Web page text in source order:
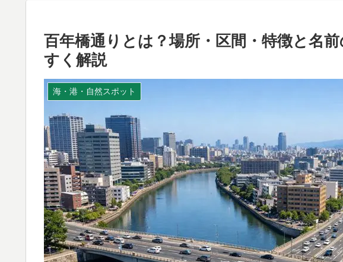
百年橋通りとは？場所・区間・特徴と名
すく解説
海・港・自然スポット